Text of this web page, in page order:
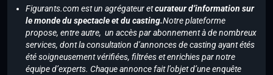
Figurants.com est un agrégateur etcurateur d’information sur
le monde du spectacle et du casting.Notre plateforme
propose, entre autre, un accès par abonnement à de nombreux
services, dont la consultation d’annonces de casting ayant étés
été soigneusement vérifiées, filtrées et enrichies par notre
équipe d’experts. Chaque annonce fait l’objet d’une enquête